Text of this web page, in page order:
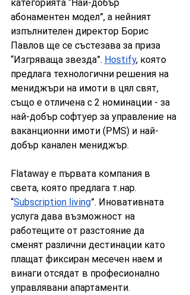
категорията “Най-добър
абонаментен модел”, а нейният
изпълнителен директор Борис
Павлов ще се състезава за приза
“Изгряваща звезда”. Hostify, която
предлага технологични решения на
мениджъри на имоти в цял свят,
също е отличена с 2 номинации - за
най-добър софтуер за управление на
ваканционни имоти (PMS) и най-
добър канален мениджър.
Flataway е първата компания в
света, която предлага т.нар.
“Subscription living”. Иновативната
услуга дава възможност на
работещите от разстояние да
сменят различни дестинации като
плащат фиксиран месечен наем и
винаги отсядат в професионално
управлявани апартаменти.